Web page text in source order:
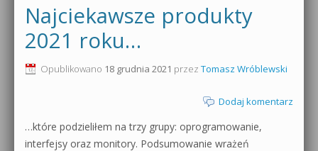
Najciekawsze produkty
2021 roku…
Opublikowano 18 grudnia 2021 przez Tomasz Wróblewski
Dodaj komentarz
…które podzieliłem na trzy grupy: oprogramowanie,
interfejsy oraz monitory. Podsumowanie wrażeń